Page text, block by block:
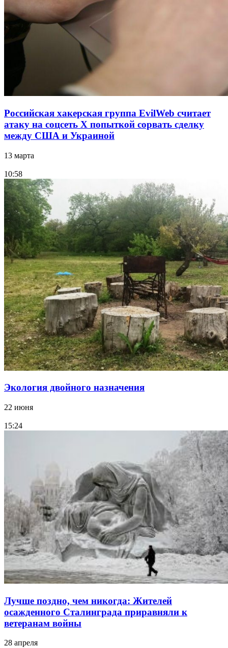
Российская хакерская группа EvilWeb считает
атаку на соцсеть Х попыткой сорвать сделку
между США и Украиной
13 марта
10:58
Экология двойного назначения
22 июня
15:24
Лучше поздно, чем никогда: Жителей
осажденного Сталинграда приравняли к
ветеранам войны
28 апреля